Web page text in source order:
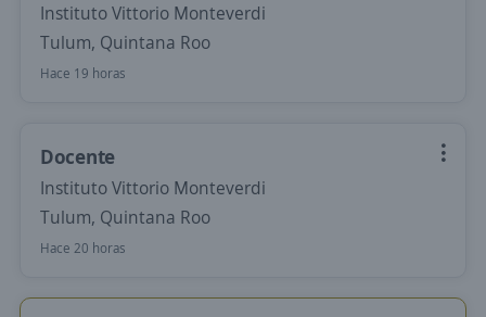
Instituto Vittorio Monteverdi
Tulum, Quintana Roo
Hace 19 horas
Docente
Instituto Vittorio Monteverdi
Tulum, Quintana Roo
Hace 20 horas